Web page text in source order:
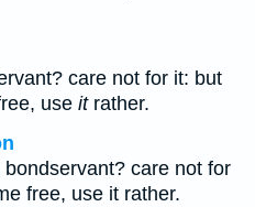
care not for it: but
use itrather.
care not for
free, use it rather.